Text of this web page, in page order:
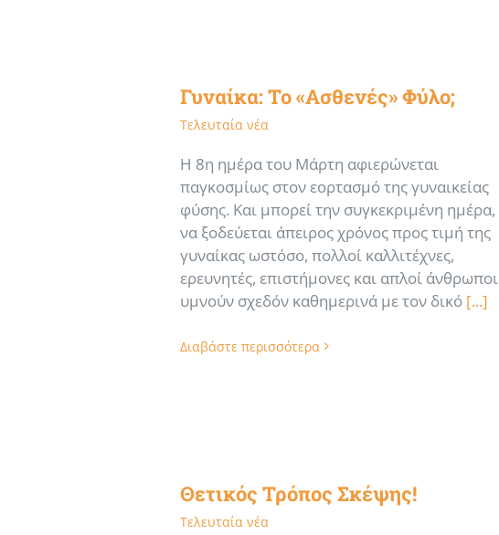
Γυναίκα: Το «Ασθενές» Φύλο;
Τελευταία νέα
Η 8η ημέρα του Μάρτη αφιερώνεται
παγκοσμίως στον εορτασμό της γυναικείας
φύσης. Και μπορεί την συγκεκριμένη ημέρα,
να ξοδεύεται άπειρος χρόνος προς τιμή της
γυναίκας ωστόσο, πολλοί καλλιτέχνες,
ερευνητές, επιστήμονες και απλοί άνθρωποι
υμνούν σχεδόν καθημερινά με τον δικό [...]
Διαβάστε περισσότερα
Θετικός Τρόπος Σκέψης!
Τελευταία νέα